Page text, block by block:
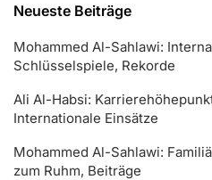
Neueste Beiträge
Mohammed Al-Sahlawi:
Schlüsselspiele, Rekorde
Ali Al-Habsi:
Internationale Einsätze
Mohammed Al-Sahlawi:
zum Ruhm, Beiträge